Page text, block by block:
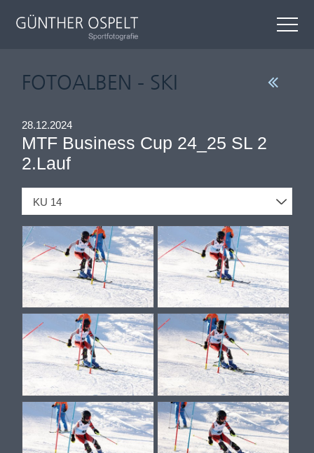
FOTOALBEN - SKI
28.12.2024
MTF Business Cup 24_25 SL 2
2.Lauf